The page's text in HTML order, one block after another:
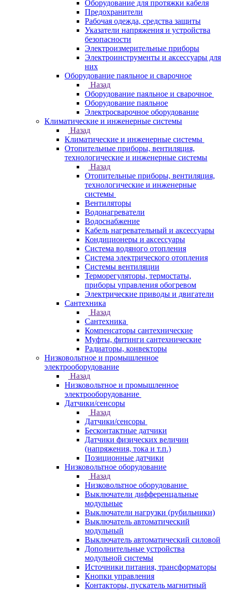
Оборудование для протяжки кабеля
Предохранители
Рабочая одежда, средства защиты
Указатели напряжения и устройства
безопасности
Электроизмерительные приборы
Электроинструменты и аксессуары для
них
Оборудование паяльное и сварочное
Назад
Оборудование паяльное и сварочное
Оборудование паяльное
Электросварочное оборудование
Климатические и инженерные системы
Назад
Климатические и инженерные системы
Отопительные приборы, вентиляция,
технологические и инженерные системы
Назад
Отопительные приборы, вентиляция,
технологические и инженерные
системы
Вентиляторы
Водонагреватели
Водоснабжение
Кабель нагревательный и аксессуары
Кондиционеры и аксессуары
Система водяного отопления
Система электрического отопления
Системы вентиляции
Терморегуляторы, термостаты,
приборы управления обогревом
Электрические приводы и двигатели
Сантехника
Назад
Сантехника
Компенсаторы сантехнические
Муфты, фитинги сантехнические
Радиаторы, конвекторы
Низковольтное и промышленное
электрооборудование
Назад
Низковольтное и промышленное
электрооборудование
Датчики/сенсоры
Назад
Датчики/сенсоры
Бесконтактные датчики
Датчики физических величин
(напряжения, тока и т.п.)
Позиционные датчики
Низковольтное оборудование
Назад
Низковольтное оборудование
Выключатели дифференцальные
модульные
Выключатели нагрузки (рубильники)
Выключатель автоматический
модульный
Выключатель автоматический силовой
Дополнительные устройства
модульной системы
Источники питания, трансформаторы
Кнопки управления
Контакторы, пускатель магнитный